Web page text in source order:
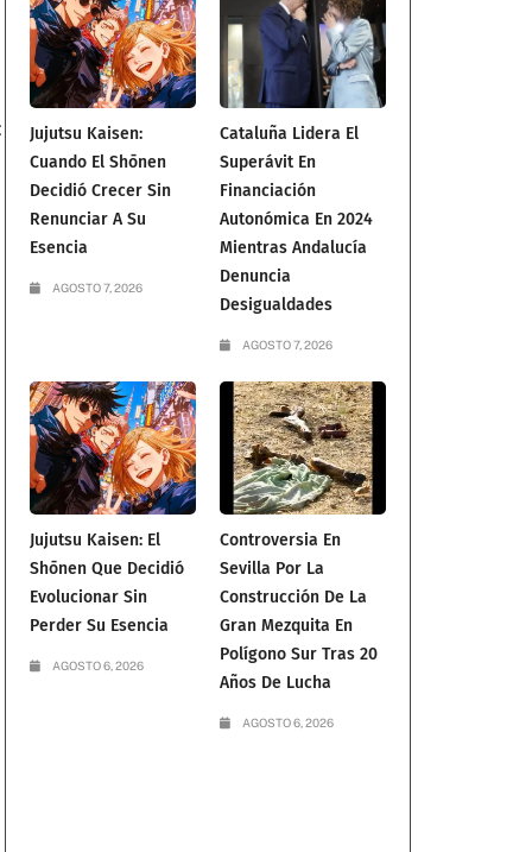
Jujutsu Kaisen:
Cuando El Shōnen
Decidió Crecer Sin
Renunciar A Su
Esencia
AGOSTO 7, 2026
Cataluña Lidera El
Superávit En
Financiación
Autonómica En 2024
Mientras Andalucía
Denuncia
Desigualdades
AGOSTO 7, 2026
Jujutsu Kaisen: El
Shōnen Que Decidió
Evolucionar Sin
Perder Su Esencia
AGOSTO 6, 2026
Controversia En
Sevilla Por La
Construcción De La
Gran Mezquita En
Polígono Sur Tras 20
Años De Lucha
AGOSTO 6, 2026